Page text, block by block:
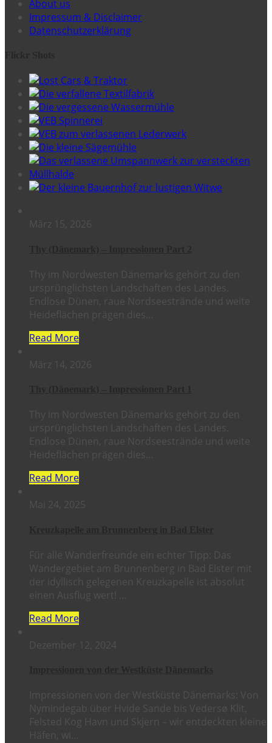
About us
Impressum & Disclaimer
Datenschutzerklärung
März 15, 2026
Thy im Nordwesten Dänemarks gehört zu den
ursprünglichsten Landschaften des Landes.
Endlose Dünen, raue Nordseestrände und weite
Heideflächen prägen dies…
Read More
März 14, 2026
Thy im Nordwesten Dänemarks gehört zu den
ursprünglichsten Landschaften des Landes.
Endlose Dünen, raue Nordseestrände und weite
Heideflächen prägen dies…
Read More
Mai 24, 2025
Für alle Wanderfreunde ein echter Tipp: Das
Wandergebiet am Brunnenberg in Bad Elster mit
der idyllisch gelegenen Kreuzkapelle ist absolut
einen Ausflug wert! …
Read More
Dezember 12, 2024
Impressionen von der Westküste Dänemarks: Von
Nymindegab über Hvide Sande bis Vedersø Klit,
Felsted Kog Havn und Skjern – wir entdeckten kleine
Häfen, wi…